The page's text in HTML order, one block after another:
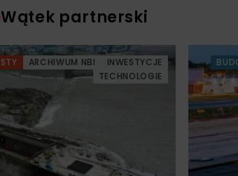
Wątek partnerski
ARCHIWUM NBI
INWESTYCJE
TECHNOLOGIE